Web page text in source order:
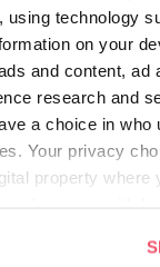
using technology
on your
and content, ad
research and
a choice in who
Your privacy
property where